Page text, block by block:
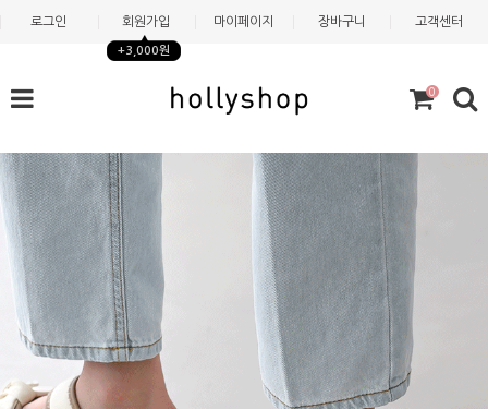
로그인 회원가입
+3,000원
마이페이지 장바구니 고객센터
0